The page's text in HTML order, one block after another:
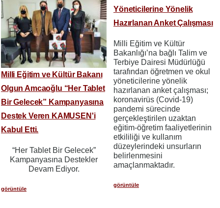
Milli Eğitim ve Kültür Bakanı
Olgun Amcaoğlu “Her Tablet
Bir Gelecek” Kampanyasına
Destek Veren KAMUSEN'i
Kabul Etti.
“Her Tablet Bir Gelecek”
Kampanyasına Destekler
Devam Ediyor.
görüntüle
Yöneticilerine Yönelik
Hazırlanan Anket Çalışması
Milli Eğitim ve Kültür
Bakanlığı’na bağlı Talim ve
Terbiye Dairesi Müdürlüğü
tarafından öğretmen ve okul
yöneticilerine yönelik
hazırlanan anket çalışması;
koronavirüs (Covid-19)
pandemi sürecinde
gerçekleştirilen uzaktan
eğitim-öğretim faaliyetlerinin
etkililiği ve kullanım
düzeylerindeki unsurların
belirlenmesini
amaçlanmaktadır.
görüntüle